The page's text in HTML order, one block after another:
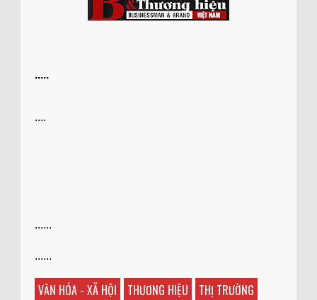
.....
....
......
......
VĂN HÓA - XÃ HỘI THƯƠNG HIỆU
THỊ TRƯỜNG